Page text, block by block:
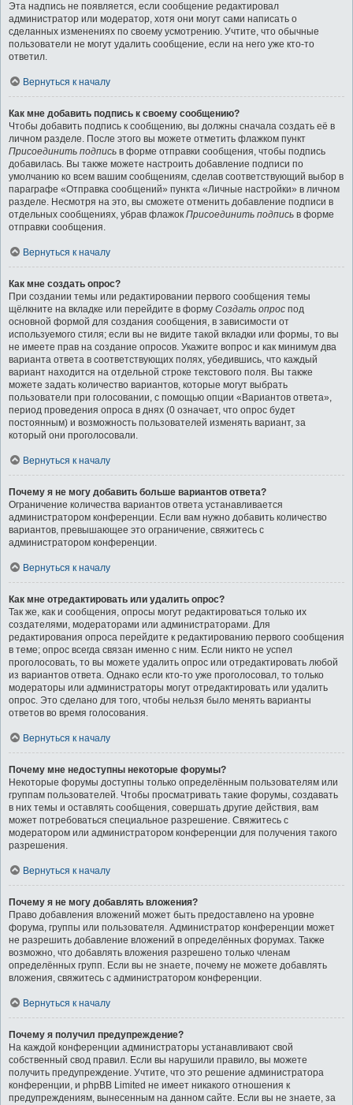
Эта надпись не появляется, если сообщение редактировал
администратор или модератор, хотя они могут сами написать о
сделанных изменениях по своему усмотрению. Учтите, что обычные
пользователи не могут удалить сообщение, если на него уже кто-то
ответил.
Вернуться к началу
Как мне добавить подпись к своему сообщению?
Чтобы добавить подпись к сообщению, вы должны сначала создать её в
личном разделе. После этого вы можете отметить флажком пункт
Присоединить подпись в форме отправки сообщения, чтобы подпись
добавилась. Вы также можете настроить добавление подписи по
умолчанию ко всем вашим сообщениям, сделав соответствующий выбор в
параграфе «Отправка сообщений» пункта «Личные настройки» в личном
разделе. Несмотря на это, вы сможете отменить добавление подписи в
отдельных сообщениях, убрав флажок Присоединить подпись в форме
отправки сообщения.
Вернуться к началу
Как мне создать опрос?
При создании темы или редактировании первого сообщения темы
щёлкните на вкладке или перейдите в форму Создать опрос под
основной формой для создания сообщения, в зависимости от
используемого стиля; если вы не видите такой вкладки или формы, то вы
не имеете прав на создание опросов. Укажите вопрос и как минимум два
варианта ответа в соответствующих полях, убедившись, что каждый
вариант находится на отдельной строке текстового поля. Вы также
можете задать количество вариантов, которые могут выбрать
пользователи при голосовании, с помощью опции «Вариантов ответа»,
период проведения опроса в днях (0 означает, что опрос будет
постоянным) и возможность пользователей изменять вариант, за
который они проголосовали.
Вернуться к началу
Почему я не могу добавить больше вариантов ответа?
Ограничение количества вариантов ответа устанавливается
администратором конференции. Если вам нужно добавить количество
вариантов, превышающее это ограничение, свяжитесь с
администратором конференции.
Вернуться к началу
Как мне отредактировать или удалить опрос?
Так же, как и сообщения, опросы могут редактироваться только их
создателями, модераторами или администраторами. Для
редактирования опроса перейдите к редактированию первого сообщения
в теме; опрос всегда связан именно с ним. Если никто не успел
проголосовать, то вы можете удалить опрос или отредактировать любой
из вариантов ответа. Однако если кто-то уже проголосовал, то только
модераторы или администраторы могут отредактировать или удалить
опрос. Это сделано для того, чтобы нельзя было менять варианты
ответов во время голосования.
Вернуться к началу
Почему мне недоступны некоторые форумы?
Некоторые форумы доступны только определённым пользователям или
группам пользователей. Чтобы просматривать такие форумы, создавать
в них темы и оставлять сообщения, совершать другие действия, вам
может потребоваться специальное разрешение. Свяжитесь с
модератором или администратором конференции для получения такого
разрешения.
Вернуться к началу
Почему я не могу добавлять вложения?
Право добавления вложений может быть предоставлено на уровне
форума, группы или пользователя. Администратор конференции может
не разрешить добавление вложений в определённых форумах. Также
возможно, что добавлять вложения разрешено только членам
определённых групп. Если вы не знаете, почему не можете добавлять
вложения, свяжитесь с администратором конференции.
Вернуться к началу
Почему я получил предупреждение?
На каждой конференции администраторы устанавливают свой
собственный свод правил. Если вы нарушили правило, вы можете
получить предупреждение. Учтите, что это решение администратора
конференции, и phpBB Limited не имеет никакого отношения к
предупреждениям, вынесенным на данном сайте. Если вы не знаете, за